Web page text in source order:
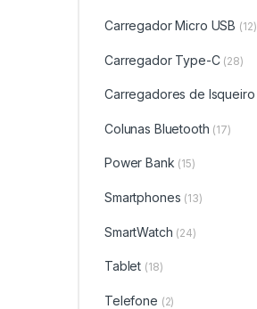
Carregador Micro USB (12)
Carregador Type-C (28)
Carregadores de Isqueiro
Colunas Bluetooth (17)
Power Bank (15)
Smartphones (13)
SmartWatch (24)
Tablet (18)
Telefone (2)